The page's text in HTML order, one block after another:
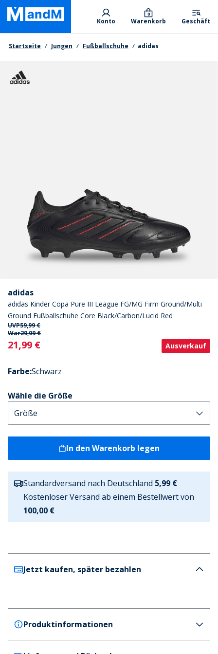
Skip
main
content
Primary departments
Konto Warenkorb
0
Geschäft
Brotkrumen
Startseite Jungen Fußballschuhe adidas
adidas
adidas Kinder Copa Pure III League FG/MG Firm Ground/Multi
Ground Fußballschuhe Core Black/Carbon/Lucid Red
UVP59,99 €
War29,99 €
Current
21,99 € Ausverkauf
Farbe:Schwarz
Wähle die Größe
In den Warenkorb legen
Standardversand nach Deutschland 5,99 €
Kostenloser Versand ab einem Bestellwert von
100,00 €
Jetzt kaufen, später bezahlen
Produktinformationen